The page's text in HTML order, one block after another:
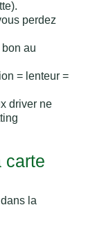
perdez
bon au
= lenteur =
driver ne
carte
la